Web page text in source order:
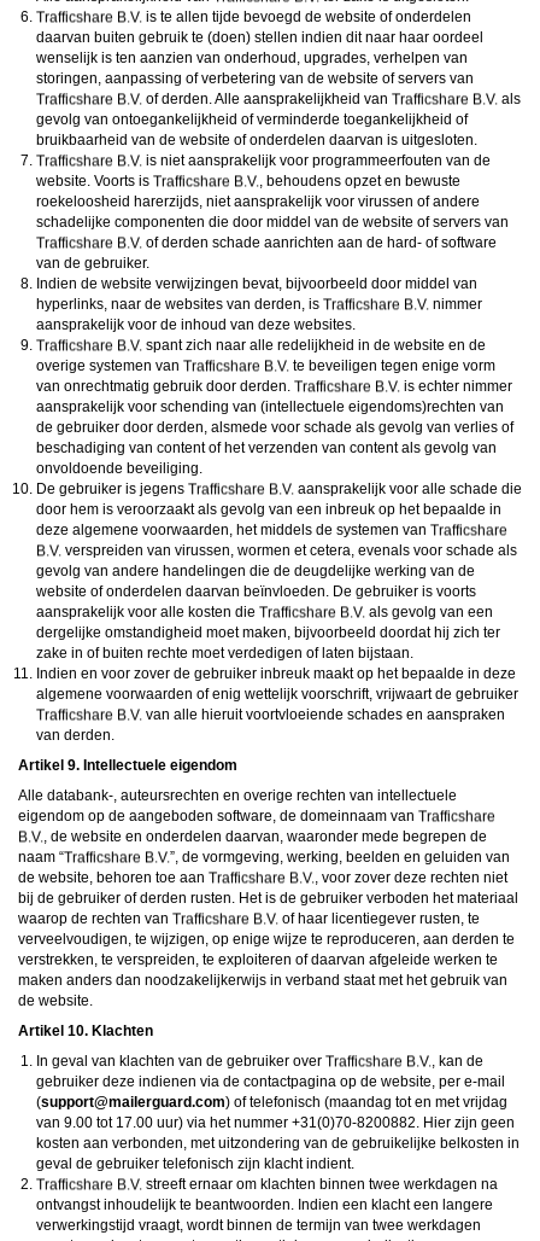
is te allen tijde bevoegd de website of onderdelen
daarvan buiten gebruik te (doen) stellen indien dit naar haar oordeel
wenselijk is ten aanzien van onderhoud, upgrades, verhelpen van
storingen, aanpassing of verbetering van de website of servers van
of derden. Alle aansprakelijkheid van
als
gevolg van ontoegankelijkheid of verminderde toegankelijkheid of
bruikbaarheid van de website of onderdelen daarvan is uitgesloten.
is niet aansprakelijk voor programmeerfouten van de
website. Voorts is
, behoudens opzet en bewuste
roekeloosheid harerzijds, niet aansprakelijk voor virussen of andere
schadelijke componenten die door middel van de website of servers van
of derden schade aanrichten aan de hard- of software
van de gebruiker.
Indien de website verwijzingen bevat, bijvoorbeeld door middel van
hyperlinks, naar de websites van derden, is
nimmer
aansprakelijk voor de inhoud van deze websites.
spant zich naar alle redelijkheid in de website en de
overige systemen van
te beveiligen tegen enige vorm
van onrechtmatig gebruik door derden.
is echter nimmer
aansprakelijk voor schending van (intellectuele eigendoms)rechten van
de gebruiker door derden, alsmede voor schade als gevolg van verlies of
beschadiging van content of het verzenden van content als gevolg van
onvoldoende beveiliging.
De gebruiker is jegens
aansprakelijk voor alle schade die
door hem is veroorzaakt als gevolg van een inbreuk op het bepaalde in
deze algemene voorwaarden, het middels de systemen van
verspreiden van virussen, wormen et cetera, evenals voor schade als
gevolg van andere handelingen die de deugdelijke werking van de
website of onderdelen daarvan beïnvloeden. De gebruiker is voorts
aansprakelijk voor alle kosten die
als gevolg van een
dergelijke omstandigheid moet maken, bijvoorbeeld doordat hij zich ter
zake in of buiten rechte moet verdedigen of laten bijstaan.
Indien en voor zover de gebruiker inbreuk maakt op het bepaalde in deze
algemene voorwaarden of enig wettelijk voorschrift, vrijwaart de gebruiker
van alle hieruit voortvloeiende schades en aanspraken
van derden.
Artikel 9. Intellectuele eigendom
Alle databank-, auteursrechten en overige rechten van intellectuele
eigendom op de aangeboden software, de domeinnaam van
, de website en onderdelen daarvan, waaronder mede begrepen de
naam “
”, de vormgeving, werking, beelden en geluiden van
de website, behoren toe aan
, voor zover deze rechten niet
bij de gebruiker of derden rusten. Het is de gebruiker verboden het materiaal
waarop de rechten van
of haar licentiegever rusten, te
verveelvoudigen, te wijzigen, op enige wijze te reproduceren, aan derden te
verstrekken, te verspreiden, te exploiteren of daarvan afgeleide werken te
maken anders dan noodzakelijkerwijs in verband staat met het gebruik van
de website.
Artikel 10. Klachten
In geval van klachten van de gebruiker over
, kan de
gebruiker deze indienen via de contactpagina op de website, per e-mail
(moc.draugreliam@troppus) of telefonisch (maandag tot en met vrijdag
van 9.00 tot 17.00 uur) via het nummer +31(0)70-8200882. Hier zijn geen
kosten aan verbonden, met uitzondering van de gebruikelijke belkosten in
geval de gebruiker telefonisch zijn klacht indient.
streeft ernaar om klachten binnen twee werkdagen na
ontvangst inhoudelijk te beantwoorden. Indien een klacht een langere
verwerkingstijd vraagt, wordt binnen de termijn van twee werkdagen